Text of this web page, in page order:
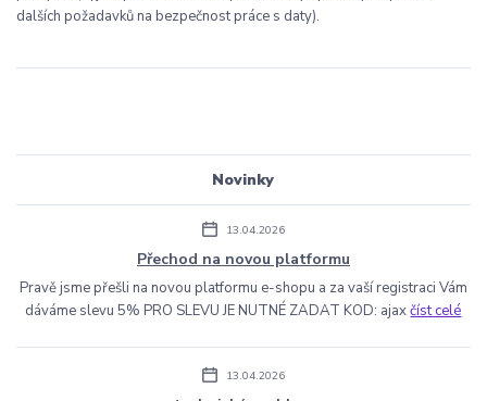
Novinky
13.04.2026
Přechod na novou platformu
Pravě jsme přešli na novou platformu e-shopu a za vaší registraci Vám
dáváme slevu 5% PRO SLEVU JE NUTNÉ ZADAT KOD: ajaxčíst celé
13.04.2026
dalších požadavků na bezpečnost práce s daty).